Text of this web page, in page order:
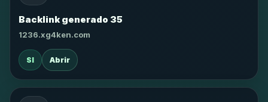
Backlink generado 35
1236.xg4ken.com
SI Abrir